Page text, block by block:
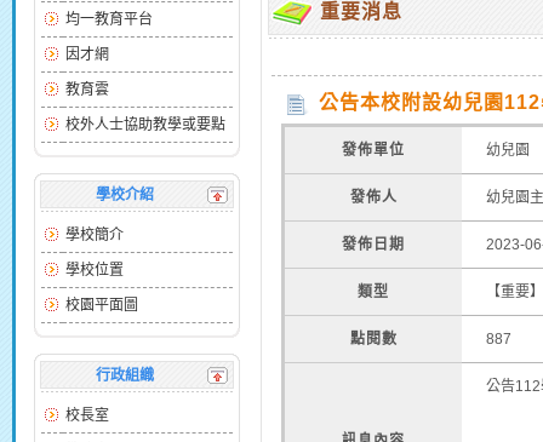
均一教育平台
因才網
教育雲
校外人士協助教學或要點
學校介紹
學校簡介
學校位置
校園平面圖
行政組織
校長室
重要消息
公告本校附設幼兒園
發佈單位 幼兒園
發佈人 幼兒園
發佈日期 2023-
類型 【重要】
點閱數 887
公告